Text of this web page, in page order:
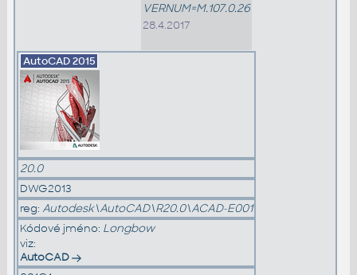
VERNUM=M.107.0.26
28.4.2017
AutoCAD2015
20.0
DWG2013
reg: Autodesk\AutoCAD\R20.0\ACAD-E001
Kódové jméno: Longbow
viz:
AutoCAD